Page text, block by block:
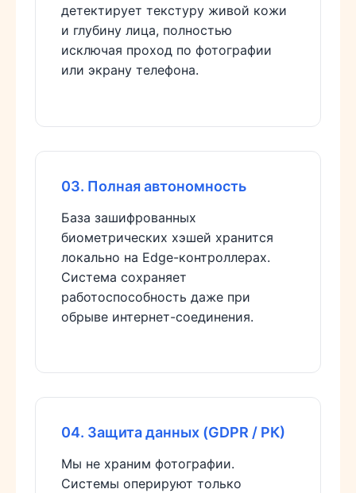
детектирует текстуру живой кожи
и глубину лица, полностью
исключая проход по фотографии
или экрану телефона.
03. Полная автономность
База зашифрованных
биометрических хэшей хранится
локально на Edge-контроллерах.
Система сохраняет
работоспособность даже при
обрыве интернет-соединения.
04. Защита данных (GDPR / РК)
Мы не храним фотографии.
Системы оперируют только